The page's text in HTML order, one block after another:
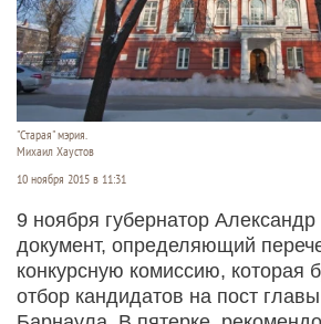
"Старая" мэрия.
Михаил Хаустов
10 ноября 2015 в 11:31
9 ноября губернатор
документ, определяющий
конкурсную комиссию, которая
отбор кандидатов на пост